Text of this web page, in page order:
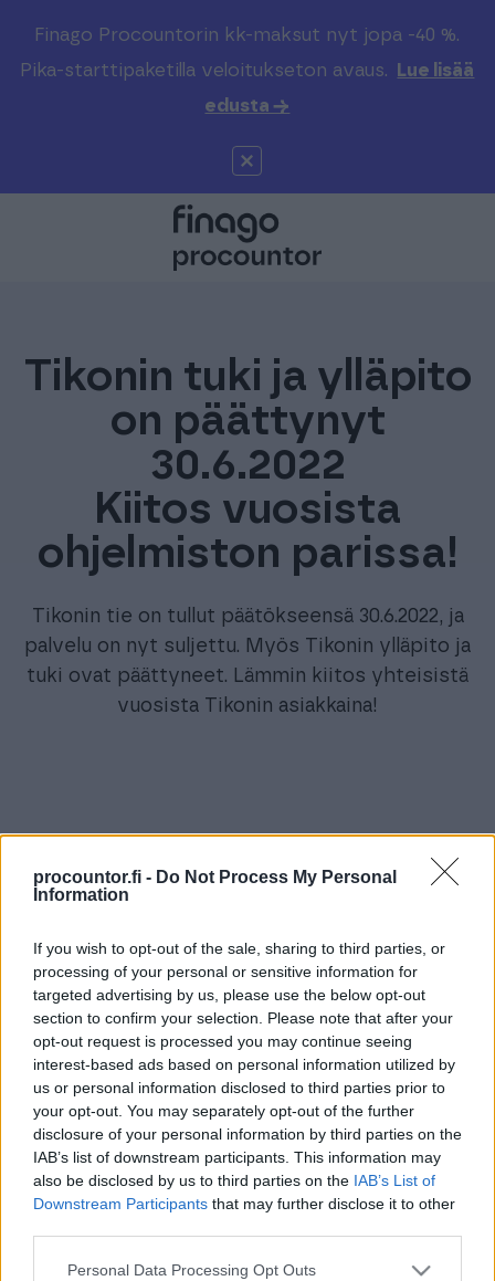
procountor.fi - Do Not Process My Personal
Information
If you wish to opt-out of the sale, sharing to third parties, or
processing of your personal or sensitive information for
targeted advertising by us, please use the below opt-out
section to confirm your selection. Please note that after your
opt-out request is processed you may continue seeing
interest-based ads based on personal information utilized by
us or personal information disclosed to third parties prior to
your opt-out. You may separately opt-out of the further
disclosure of your personal information by third parties on the
IAB’s list of downstream participants. This information may
also be disclosed by us to third parties on the IAB’s List of
Downstream Participants that may further disclose it to other
Please note that this website/app uses one or more Google
Personal Data Processing Opt Outs
Finago Procountorin kk-maksut nyt jopa -40 %.
Pika-starttipaketilla veloitukseton avaus.
Lue lisää
edusta →
Tikonin tuki ja ylläpito
on päättynyt
30.6.2022
Kiitos vuosista
ohjelmiston parissa!
Tikonin tie on tullut päätökseensä 30.6.2022, ja
palvelu on nyt suljettu. Myös Tikonin ylläpito ja
tuki ovat päättyneet. Lämmin kiitos yhteisistä
vuosista Tikonin asiakkaina!
laskuista?
Tikonin laskuihin liittyvissä kysymyksissä voit
olla yhteydesä laskutukseen
osoitteessa laskutus@finago.com tai
soittamalla 020 785 1390(ma – pe 9:00–12:00).
Ota yhteyttä myyntiimme